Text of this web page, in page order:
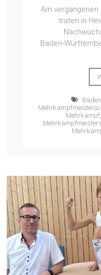
Am
traten in
Mehrkampf,